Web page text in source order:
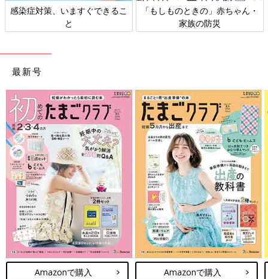
感染症対策、いますぐできるこ
と
「もしものときの」赤ちゃん・
家族の防災
最新号
Amazonで購入 Amazonで購入